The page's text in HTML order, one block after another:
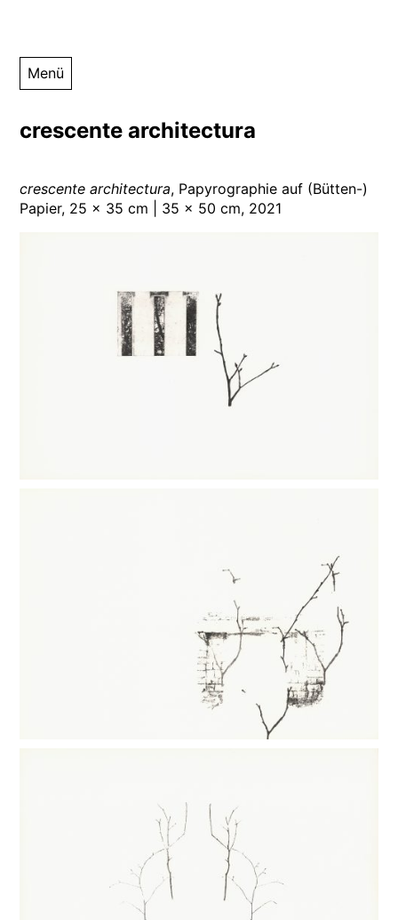
InhaltNana Seeber
Webseite der Künstlerin Nana Seeber – Druckgraphiken,
Fotographie
Menü
crescente architectura
crescente architectura, Papyrographie auf (Bütten-)
Papier, 25 x 35 cm | 35 x 50 cm, 2021